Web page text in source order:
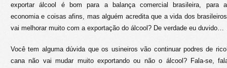
exportar álcool é bom para a balança comercial brasileira, para a
economia e coisas afins, mas alguém acredita que a vida dos brasileiros
vai melhorar muito com a exportação do álcool? De verdade eu duvido…
Você tem alguma dúvida que os usineiros vão continuar podres de
cana não vai mudar muito exportando ou não o álcool? Fala-se,